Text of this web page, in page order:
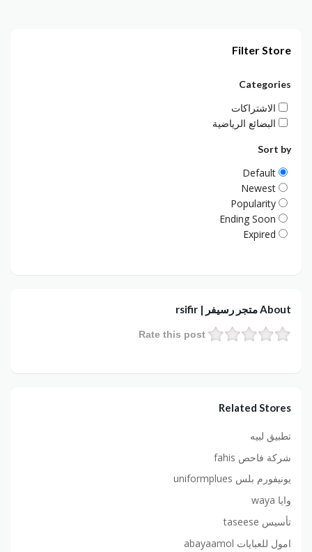
Filter Store
Categories
الاشتراكات
البضائع الرياضية
Sort by
Default
Newest
Popularity
Ending Soon
Expired
About متجر رسيفر | rsifir
Rate this post
Related Stores
تطبيق لبيه
شركة فاحص fahis
يونيفورم بلس uniformplues
وايا waya
تأسيس taseese
امول للعبايات abayaamol